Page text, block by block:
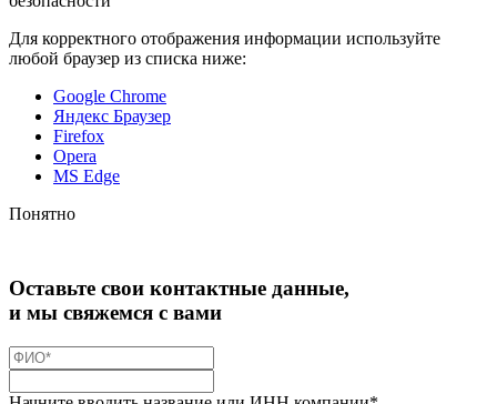
Для корректного отображения информации используйте
любой браузер из списка ниже:
Google Chrome
Яндекс Браузер
Firefox
Opera
MS Edge
Понятно
Оставьте свои контактные данные,
и мы свяжемся с вами